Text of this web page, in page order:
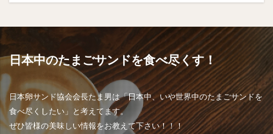
日本中のたまごサンドを食べ尽くす！
日本卵サンド協会会長たま男は「日本中、いや世界中のたまごサンドを
食べ尽くしたい」と考えてます。
ぜひ皆様の美味しい情報をお教えて下さい！！！